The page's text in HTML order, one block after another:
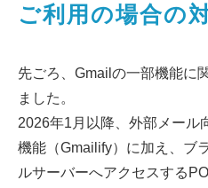
ご利用の場合の
先ごろ、Gmailの一部機能に
ました。
2026年1月以降、外部メール
機能（Gmailify）に加え、ブ
ルサーバーへアクセスする